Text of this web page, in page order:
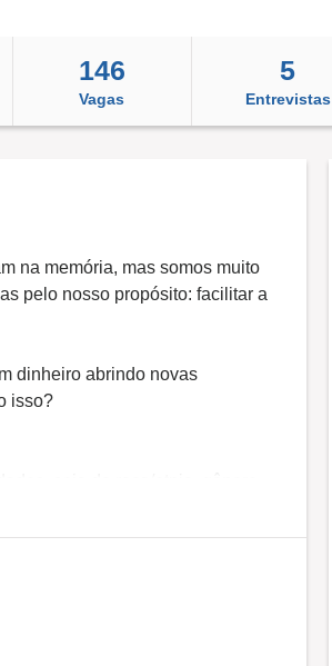
146
Vagas
5
Entrevistas
na memória, mas somos muito
pelo nosso propósito: facilitar a
dinheiro abrindo novas
isso?
familiar e estética.
Grupo UOL, empresa 100%
1996.